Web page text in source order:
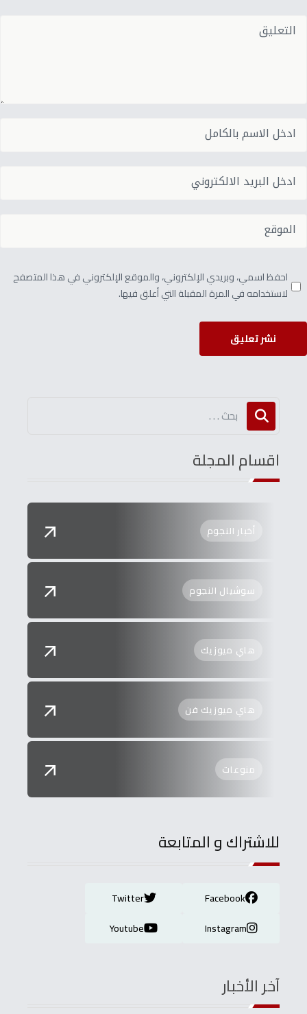
احفظ اسمي، وبريدي الإلكتروني، والموقع الإلكتروني في هذا المتصفح
لاستخدامه في المرة المقبلة التي أعلق فيها.
نشر تعليق
اقسام المجلة
أخبار النجوم
سوشيال النجوم
هاي ميوزيك
هاي ميوزيك فن
منوعات
للاشتراك و المتابعة
Facebook
Twitter
Instagram
Youtube
آخر الأخبار